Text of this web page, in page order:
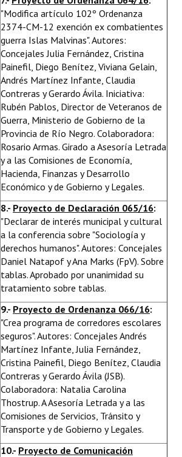
"Modifica artículo 102º Ordenanza
2374-CM-12 exención ex combatientes
guerra Islas Malvinas". Autores:
Concejales Julia Fernández, Cristina
Painefil, Diego Benítez, Viviana Gelain,
Andrés Martínez Infante, Claudia
Contreras y Gerardo Ávila. Iniciativa:
Rubén Pablos, Director de Veteranos de
Guerra, Ministerio de Gobierno de la
Provincia de Río Negro. Colaboradora:
Rosario Armas. Girado a Asesoría Letrada
y a las Comisiones de Economía,
Hacienda, Finanzas y Desarrollo
Económico y de Gobierno y Legales.
8.- Proyecto de Declaración 065/16:
"Declarar de interés municipal y cultural
a la conferencia sobre "Sociología y
derechos humanos". Autores: Concejales
Daniel Natapof y Ana Marks (FpV). Sobre
tablas. Aprobado por unanimidad su
tratamiento sobre tablas.
9.- Proyecto de Ordenanza 066/16:
"Crea programa de corredores escolares
seguros". Autores: Concejales Andrés
Martínez Infante, Julia Fernández,
Cristina Painefil, Diego Benítez, Claudia
Contreras y Gerardo Ávila (JSB).
Colaboradora: Natalia Carolina
Thostrup. A Asesoría Letrada y a las
Comisiones de Servicios, Tránsito y
Transporte y de Gobierno y Legales.
10.- Proyecto de Comunicación